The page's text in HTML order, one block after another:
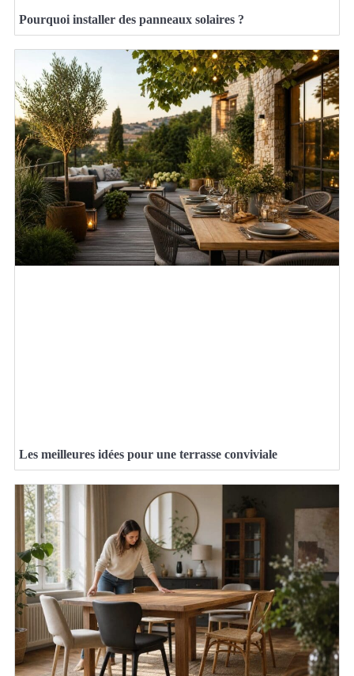
Pourquoi installer des panneaux solaires ?
Les meilleures idées pour une terrasse conviviale